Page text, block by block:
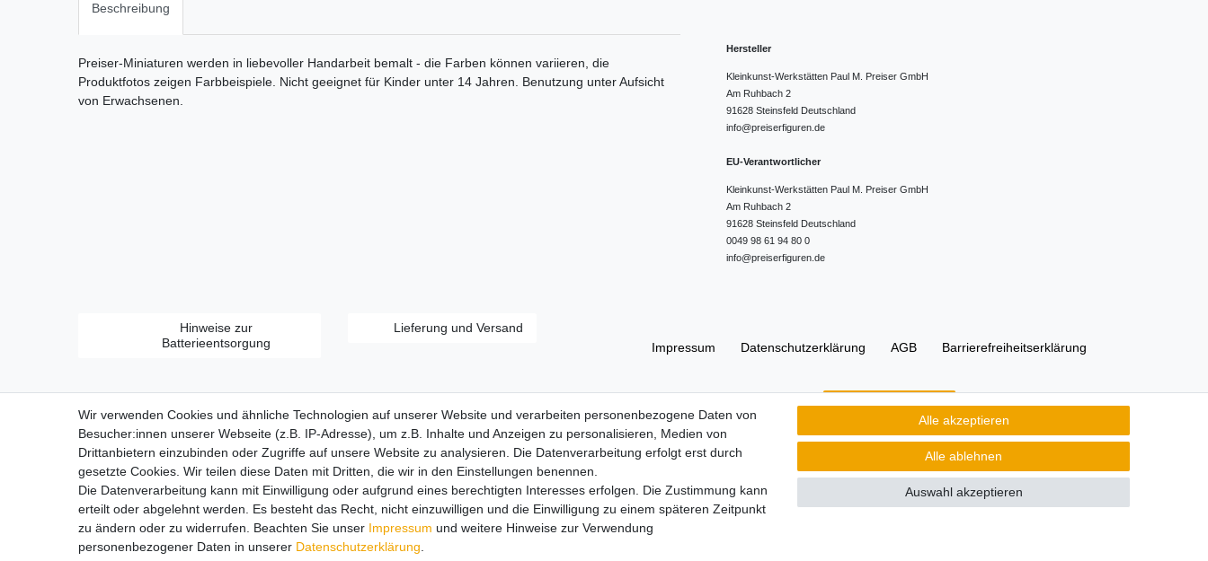
Beschreibung
Preiser-Miniaturen werden in liebevoller Handarbeit bemalt - die Farben können variieren, die
Produktfotos zeigen Farbbeispiele. Nicht geeignet für Kinder unter 14 Jahren. Benutzung unter Aufsicht
von Erwachsenen.
Hersteller
Kleinkunst-Werkstätten Paul M. Preiser GmbH
Am Ruhbach 2
91628 Steinsfeld Deutschland
info@preiserfiguren.de
EU-Verantwortlicher
Kleinkunst-Werkstätten Paul M. Preiser GmbH
Am Ruhbach 2
91628 Steinsfeld Deutschland
0049 98 61 94 80 0
info@preiserfiguren.de
Hinweise zur
Batterieentsorgung
Lieferung und Versand
Impressum
Daten­schutz­erklärung AGB Barrierefreiheitserklärung
Widerrufs­recht Vertrag widerrufen Kontakt
Zahlungsarten:
Wir verwenden Cookies und ähnliche Technologien auf unserer Website und verarbeiten personenbezogene Daten von
Besucher:innen unserer Webseite (z.B. IP-Adresse), um z.B. Inhalte und Anzeigen zu personalisieren, Medien von
Drittanbietern einzubinden oder Zugriffe auf unsere Website zu analysieren. Die Datenverarbeitung erfolgt erst durch
gesetzte Cookies. Wir teilen diese Daten mit Dritten, die wir in den Einstellungen benennen.
Die Datenverarbeitung kann mit Einwilligung oder aufgrund eines berechtigten Interesses erfolgen. Die Zustimmung kann
erteilt oder abgelehnt werden. Es besteht das Recht, nicht einzuwilligen und die Einwilligung zu einem späteren Zeitpunkt
zu ändern oder zu widerrufen. Beachten Sie unser Impressum und weitere Hinweise zur Verwendung
personenbezogener Daten in unserer Daten­schutz­erklärung
Alle akzeptieren
Alle ablehnen
Auswahl akzeptieren